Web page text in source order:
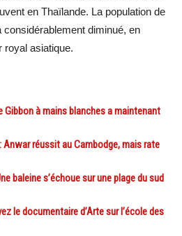
en Thaïlande. La population de
diminué, en
royal asiatique.
Gibbon à mains blanches a maintenant
: Anwar réussit au Cambodge, mais rate
baleine s’échoue sur une plage du sud
le documentaire d’Arte sur l’école des